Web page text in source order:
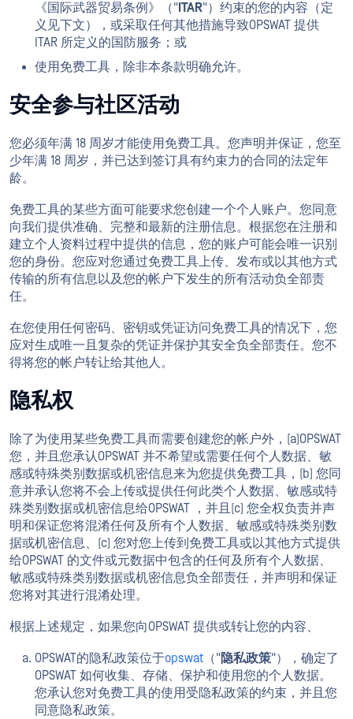
《国际武器贸易条例》（" ITAR"）约束的您的内容（定
义见下文），或采取任何其他措施导致OPSWAT 提供
ITAR 所定义的国防服务；或
使用免费工具，除非本条款明确允许。
安全参与社区活动
您必须年满 18 周岁才能使用免费工具。您声明并保证，您至
少年满 18 周岁，并已达到签订具有约束力的合同的法定年
龄。
免费工具的某些方面可能要求您创建一个个人账户。您同意
向我们提供准确、完整和最新的注册信息。根据您在注册和
建立个人资料过程中提供的信息，您的账户可能会唯一识别
您的身份。您应对您通过免费工具上传、发布或以其他方式
传输的所有信息以及您的帐户下发生的所有活动负全部责
任。
在您使用任何密码、密钥或凭证访问免费工具的情况下，您
应对生成唯一且复杂的凭证并保护其安全负全部责任。您不
得将您的帐户转让给其他人。
隐私权
除了为使用某些免费工具而需要创建您的帐户外，(a)OPSWAT
您，并且您承认OPSWAT 并不希望或需要任何个人数据、敏
感或特殊类别数据或机密信息来为您提供免费工具，(b) 您同
意并承认您将不会上传或提供任何此类个人数据、敏感或特
殊类别数据或机密信息给OPSWAT ，并且(c) 您全权负责并声
明和保证您将混淆任何及所有个人数据、敏感或特殊类别数
据或机密信息、(c) 您对您上传到免费工具或以其他方式提供
给OPSWAT 的文件或元数据中包含的任何及所有个人数据、
敏感或特殊类别数据或机密信息负全部责任，并声明和保证
您将对其进行混淆处理。
根据上述规定，如果您向OPSWAT 提供或转让您的内容、
OPSWAT的隐私政策位于opswat （"隐私政策"），确定了
OPSWAT 如何收集、存储、保护和使用您的个人数据。
您承认您对免费工具的使用受隐私政策的约束，并且您
同意隐私政策。